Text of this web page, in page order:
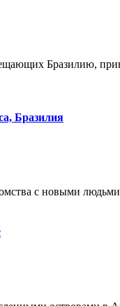
Бразилию,
Бразилия
с новыми